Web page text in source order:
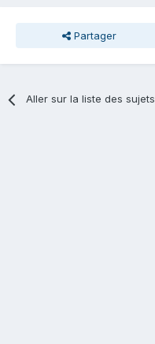
Partager
Aller sur la liste des sujets